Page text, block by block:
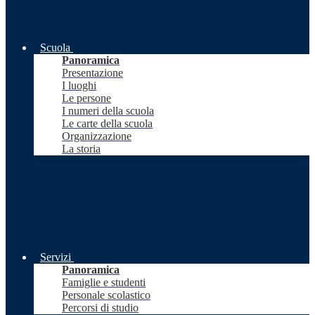
Scuola
Panoramica
Presentazione
I luoghi
Le persone
I numeri della scuola
Le carte della scuola
Organizzazione
La storia
Servizi
Panoramica
Famiglie e studenti
Personale scolastico
Percorsi di studio